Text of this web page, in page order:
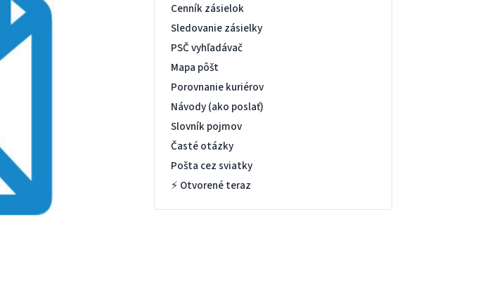
Cenník zásielok
Sledovanie zásielky
PSČ vyhľadávač
Mapa pôšt
Porovnanie kuriérov
Návody (ako poslať)
Slovník pojmov
Časté otázky
Pošta cez sviatky
⚡ Otvorené teraz